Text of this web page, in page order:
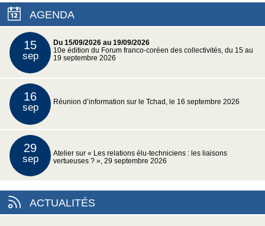
AGENDA
15
sep
Du 15/09/2026 au 19/09/2026
10e édition du Forum franco-coréen des collectivités, du 15 au
19 septembre 2026
16
sep Réunion d’information sur le Tchad, le 16 septembre 2026
29
sep
Atelier sur « Les relations élu-techniciens : les liaisons
vertueuses ? », 29 septembre 2026
ACTUALITÉS